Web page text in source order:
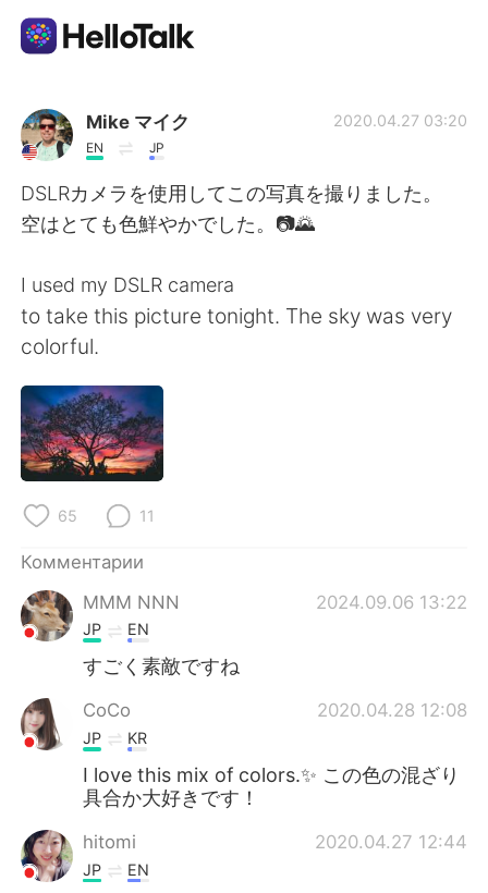
Приложение для Языкового Обмена
AI Grammar Checker
Русский
English 简体中文
繁體中文
العربية
Indonesia
Türkçe Tiếng Việt
Português
Mike マイク
EN JP
2020.04.27 03:20
DSLRカメラを使用してこの写真を撮りました。
空はとても色鮮やかでした。📷🌄
I used my DSLR camera
to take this picture tonight. The sky was very
colorful.
65 11
Комментарии
MMM NNN
2024.09.06 13:22
JP EN
すごく素敵ですね
CoCo 2020.04.28 12:08
JP KR
I love this mix of colors.✨ この色の混ざり
具合か大好きです！
hitomi 2020.04.27 12:44
JP EN